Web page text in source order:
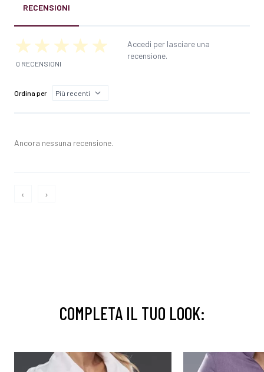
RECENSIONI
0 RECENSIONI
Accedi per lasciare una
recensione.
Ordina per
Ancora nessuna recensione.
‹ ›
COMPLETA IL TUO LOOK: